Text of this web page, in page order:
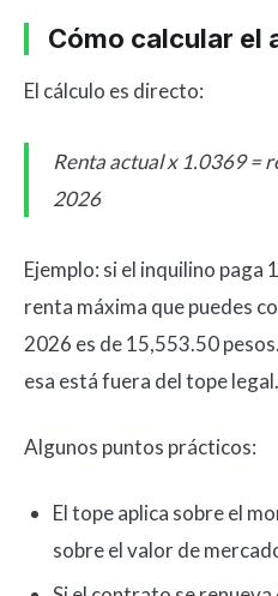
Cómo calcular el
El cálculo es directo:
Renta actual x 1.0369 =
2026
Ejemplo: si el inquilino paga
renta máxima que puedes
2026 es de 15,553.50
esa está fuera del tope legal.
Algunos puntos prácticos:
El tope aplica sobre el
sobre el valor de